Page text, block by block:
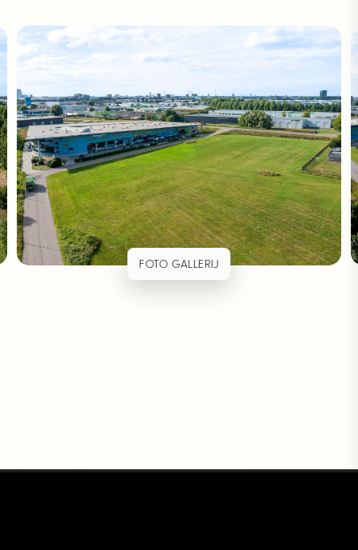
FOTO GALLERIJ